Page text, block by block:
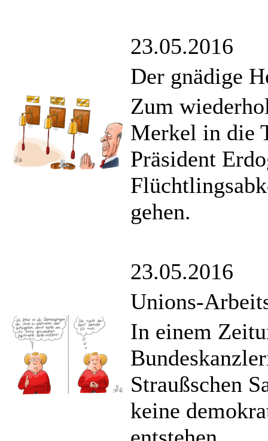
23.05.2016
Der gnädige
Zum
Merkel in die
Präsident
gehen.
23.05.2016
Unions-
In einem
Straußschen
keine